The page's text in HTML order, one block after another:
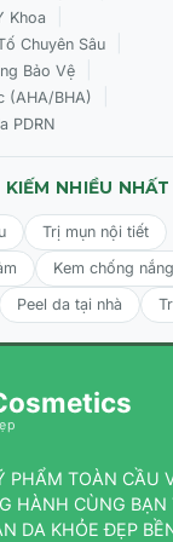
làm mờ các vết
không đồng đều.
cải thiện nếp nhăn
da sần sùi,
dầu.
dễ bị bít tắc.
cám, mụn ẩn.
Khoa
Chuyên Sâu
Bảo Vệ
(AHA/BHA)
PDRN
NHIỀU NHẤT
Trị mụn nội tiết
Kem chống
Peel da tại nhà
PHẨM TOÀN CẦU
HÀNH CÙNG BẠN
DA KHỎE ĐẸP